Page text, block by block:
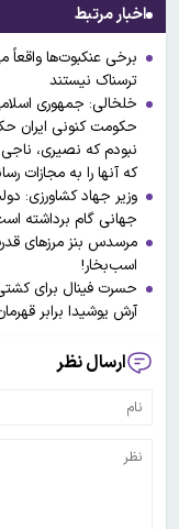
اخبار مرتبط
برخی عنکبوت‌ها واقعاً
ترسناک نیستند
خلخالی: جمهوری
حکومت کنونی ایران
نبودم که نصیری،
که آنها را به مجازات
وزیر جهاد کشاورزی:
جهانی گام برداشته
اسب‌بخار!
آرش یوشیدا برابر
ارسال نظر